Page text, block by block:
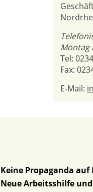
Montag
Tel:
Fax:
E-Mail:
Keine Propaganda
Neue Arbeitsshilfe